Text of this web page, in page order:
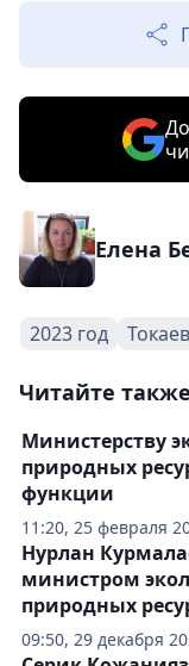
Елена
2023 год
Читайте также
11:20, 25 февраля
Министерству
природных
функции
09:50, 29 декабря
Нурлан
министром
природных